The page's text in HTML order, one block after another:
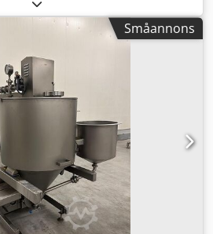
för behållare Levereras från
Småannons